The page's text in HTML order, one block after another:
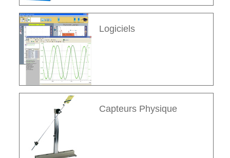
Logiciels
Capteurs Physique